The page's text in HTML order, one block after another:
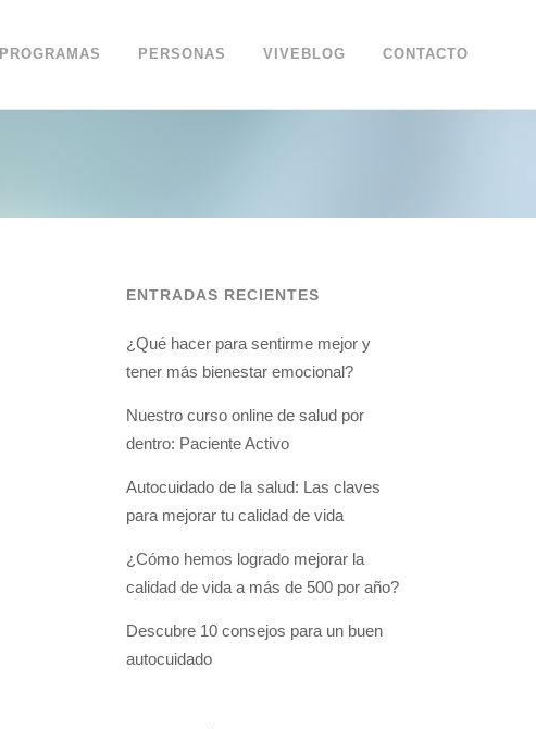
PROGRAMAS PERSONAS VIVEBLOG CONTACTO
ENTRADAS RECIENTES
¿Qué hacer para sentirme mejor y
tener más bienestar emocional?
Nuestro curso online de salud por
dentro: Paciente Activo
Autocuidado de la salud: Las claves
para mejorar tu calidad de vida
¿Cómo hemos logrado mejorar la
calidad de vida a más de 500 por año?
Descubre 10 consejos para un buen
autocuidado